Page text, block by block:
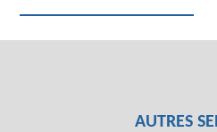
AUTRES